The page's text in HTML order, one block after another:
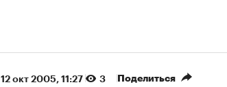
12 окт 2005, 11:27 3 Поделиться